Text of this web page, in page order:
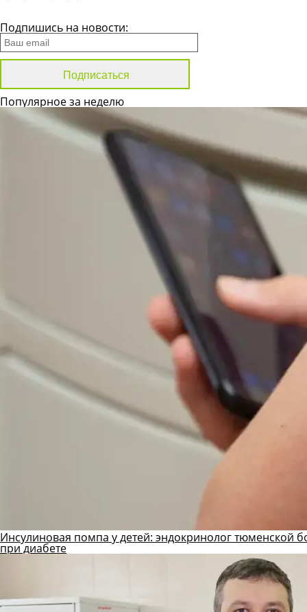
Подпишись на новости:
Популярное за неделю
Инсулиновая помпа у детей: эндокринолог тюменской
при диабете